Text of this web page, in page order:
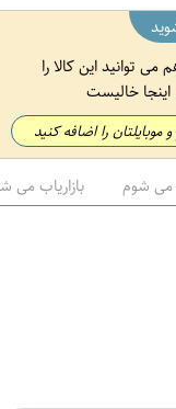
توانید این کالا را
اینجا خالیست
موبایلتان را اضافه کنید
می شوم بازاریاب می